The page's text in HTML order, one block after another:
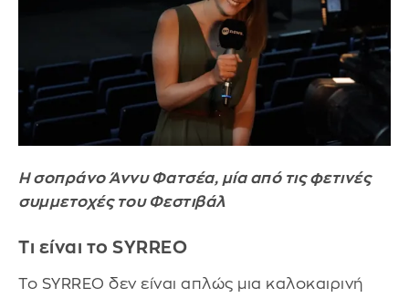
Η σοπράνο Άννυ Φατσέα, μία από τις φετινές
συμμετοχές του Φεστιβάλ
Τι είναι το SYRREO
Το SYRREO δεν είναι απλώς μια καλοκαιρινή